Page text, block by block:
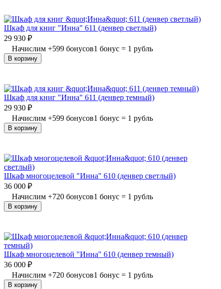
Шкаф для книг "Инна" 611 (денвер светлый)
29 930 ₽
Начислим +599 бонусов1 бонус = 1 рубль
В корзину
Шкаф для книг "Инна" 611 (денвер темный)
29 930 ₽
Начислим +599 бонусов1 бонус = 1 рубль
В корзину
Шкаф многоцелевой "Инна" 610 (денвер светлый)
36 000 ₽
Начислим +720 бонусов1 бонус = 1 рубль
В корзину
Шкаф многоцелевой "Инна" 610 (денвер темный)
36 000 ₽
Начислим +720 бонусов1 бонус = 1 рубль
В корзину